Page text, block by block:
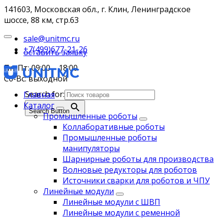
141603, Московская обл., г. Клин, Ленинградское
шоссе, 88 км, стр.63
sale@unitmc.ru
+7(499)677-21-26
Пн-Пт: 09:00 – 18:00
Сб-Вс: выходной
Search for:
Search Button
оставить заявку
Главная
Каталог
Промышленные роботы
Коллаборативные роботы
Промышленные роботы
манипуляторы
Шарнирные роботы для производства
Волновые редукторы для роботов
Источники сварки для роботов и ЧПУ
Линейные модули
Линейные модули с ШВП
Линейные модули с ременной